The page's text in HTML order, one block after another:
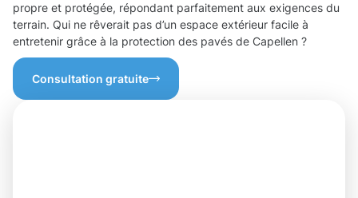
propre et protégée, répondant parfaitement aux exigences du
terrain. Qui ne rêverait pas d’un espace extérieur facile à
entretenir grâce à la protection des pavés de Capellen ?
Consultation gratuite